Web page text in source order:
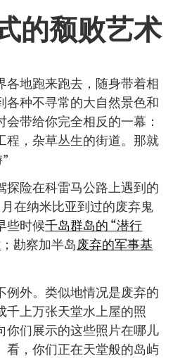
的颓败艺术
各地跑来跑去，随身带着相
各种不寻常的大自然景色和
带给你完全相反的一幕：
程，杂草丛生的街道。那就
探险在科雷马公路上遇到的
月在纳米比亚到过的废弃鬼
些时候千岛群岛的 “潜行
；勘察加半岛废弃的军事基
例外。类似地情况是废弃的
千上万张天堂水上屋的照
你们展示的这些照片在哪儿
看，你们正在天堂般的岛屿